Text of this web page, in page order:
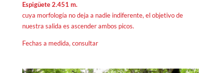
Espigüete 2.451 m.
cuya morfología no deja a nadie indiferente, el objetivo de
nuestra salida es ascender ambos picos.
Fechas a medida, consultar